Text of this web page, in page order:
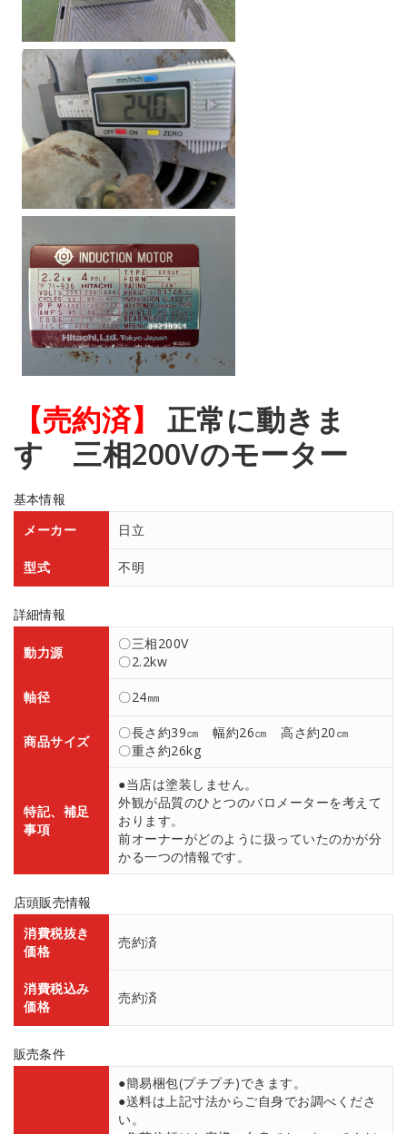
【売約済】
正常に動きま
す 三相200Vのモーター
基本情報
メーカー
日立
型式 不明
詳細情報
動力源
〇三相200V
〇2.2kw
軸径 〇24㎜
商品サイズ
〇長さ約39㎝ 幅約26㎝ 高さ約20㎝
〇重さ約26kg
特記、補足
事項
●当店は塗装しません。
外観が品質のひとつのバロメーターを考えて
おります。
前オーナーがどのように扱っていたのかが分
かる一つの情報です。
店頭販売情報
消費税抜き
価格
売約済
消費税込み
価格
売約済
販売条件
●簡易梱包(プチプチ)できます。
●送料は上記寸法からご自身でお調べくださ
い。